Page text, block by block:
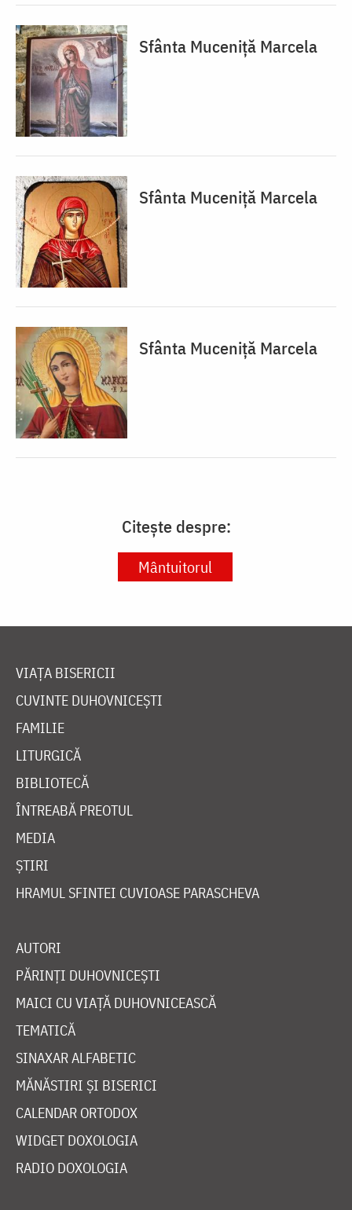
Sfânta Muceniță Marcela
Sfânta Muceniță Marcela
Sfânta Muceniță Marcela
Citește despre:
Mântuitorul
VIAȚA BISERICII
CUVINTE DUHOVNICEȘTI
FAMILIE
LITURGICĂ
BIBLIOTECĂ
ÎNTREABĂ PREOTUL
MEDIA
ȘTIRI
HRAMUL SFINTEI CUVIOASE PARASCHEVA
AUTORI
PĂRINȚI DUHOVNICEȘTI
MAICI CU VIAȚĂ DUHOVNICEASCĂ
TEMATICĂ
SINAXAR ALFABETIC
MĂNĂSTIRI ȘI BISERICI
CALENDAR ORTODOX
WIDGET DOXOLOGIA
RADIO DOXOLOGIA